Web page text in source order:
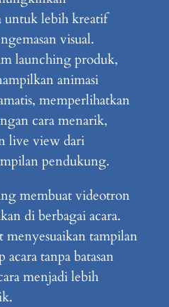
untuk lebih kreatif
visual.
launching produk,
animasi
memperlihatkan
cara menarik,
live view dari
pendukung.
membuat videotron
di berbagai acara.
menyesuaikan tampilan
tanpa batasan
menjadi lebih